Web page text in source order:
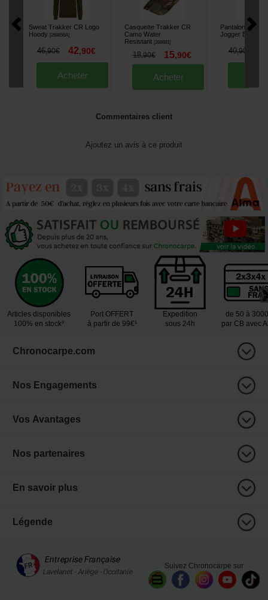
Sweat Trakker CR Logo
Hoody
268656A]
46,90€ 42,90€
Acheter
Casquette Trakker CR
Camo Water
Resistant
268681]
18,90€ 15,90€
Acheter
Pantalon
Jogger Black
40,90
Commentaires client
Ajoutez un avis à ce produit
Articles disponibles
100% en stock³
Port OFFERT
à partir de 99€¹
Expedition
sous 24h
de 50 à
par CB avec
Chronocarpe.com
Nos Engagements
Vos Avantages
Nos partenaires
En savoir plus
Légende
Suivez Chronocarpe sur